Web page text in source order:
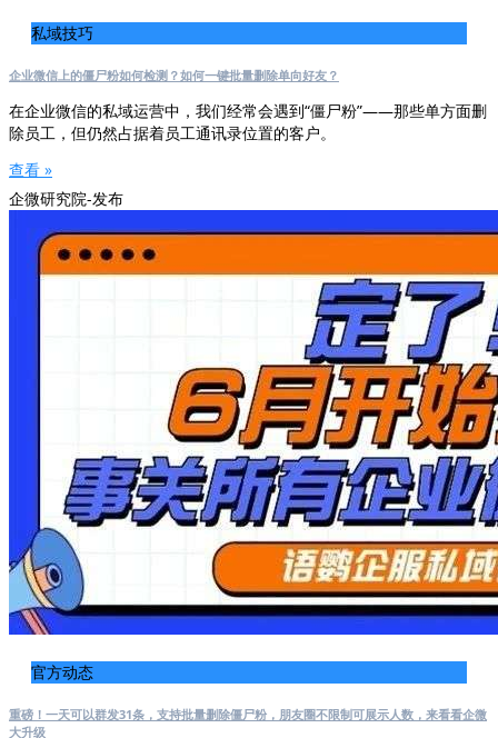
私域技巧
企业微信上的僵尸粉如何检测？如何一键批量删除单向好友？
在企业微信的私域运营中，我们经常会遇到“僵尸粉”——那些单方面删
除员工，但仍然占据着员工通讯录位置的客户。
查看 »
企微研究院-发布
官方动态
重磅！一天可以群发31条，支持批量删除僵尸粉，朋友圈不限制可展示人数，来看看企微
大升级